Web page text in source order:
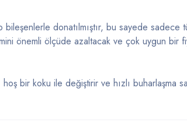
donatılmıştır, bu sayede sadece
önemli ölçüde azaltacak ve çok uygun bir
bir koku ile değiştirir ve hızlı